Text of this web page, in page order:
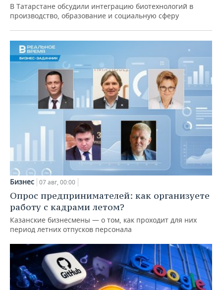
В Татарстане обсудили интеграцию биотехнологий в
производство, образование и социальную сферу
Бизнес 07 авг, 00:00
Опрос предпринимателей: как организуете
работу с кадрами летом?
Казанские бизнесмены — о том, как проходит для них
период летних отпусков персонала